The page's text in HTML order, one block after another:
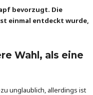
bevorzugt. Die
einmal entdeckt wurde,
Wahl, als eine
unglaublich, allerdings ist